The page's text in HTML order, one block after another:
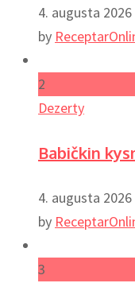
4. augusta 2026
by
2
Dezerty
Babičkin
4. augusta 2026
by
3